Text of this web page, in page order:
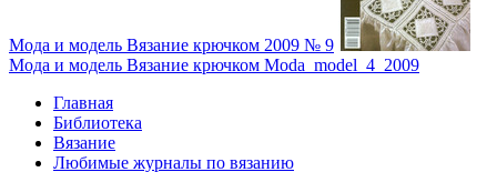
Мода и модель Вязание крючком 2009 № 9
Мода и модель Вязание крючком Moda_model_4_2009
Главная
Библиотека
Вязание
Любимые журналы по вязанию